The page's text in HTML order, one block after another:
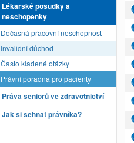
Lékařské posudky a
neschopenky
Dočasná pracovní neschopnost
Invalidní důchod
Často kladené otázky
Právní poradna pro pacienty
Práva seniorů ve zdravotnictví
Jak si sehnat právníka?